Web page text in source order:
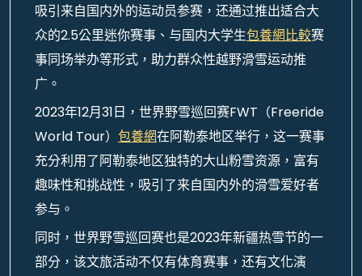
吸引来自国内外的运动员参赛，还通过推出适合大
众的2.5公里迷你赛事、与国内大学生包養網比較赛
事同场举办等形式，助力群众性越野滑雪运动推
广。
2023年12月31日，世界野雪巡回赛FWT（Freeride
World Tour） 包養網在阿勒泰地区举行，这一赛事
充分利用了阿勒泰地区独特的大山粉雪资源，富有
趣味性和挑战性，吸引了来自国内外的滑雪爱好者
参与。
同时，世界野雪巡回赛也是2023年新疆热雪节的一
部分，该文旅活动不仅有体育赛事，还有文化演